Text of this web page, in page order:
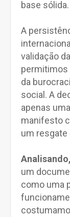
base sólida.
A
validação
permitimos
da
social. A
apenas
manifesto
um resgate
Analisando,
um
como uma